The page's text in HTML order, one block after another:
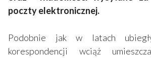
poczty elektronicznej.
Podobnie jak w latach
korespondencji wciąż